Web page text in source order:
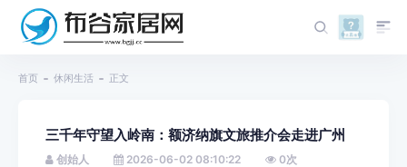
首页 休闲生活 正文
三千年守望入岭南：额济纳旗文旅推介会走进广州
创始人 2026-06-02 08:10:22 0次